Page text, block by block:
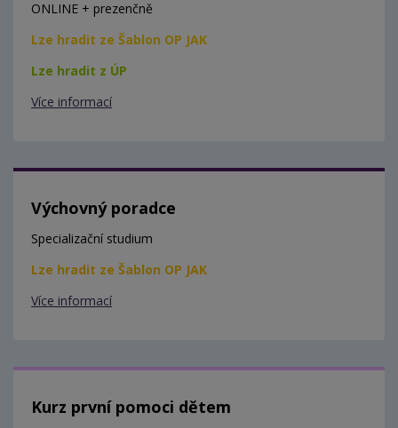
ONLINE + prezenčně
Lze hradit ze Šablon OP JAK
Lze hradit z ÚP
Více informací
Výchovný poradce
Specializační studium
Lze hradit ze Šablon OP JAK
Více informací
Kurz první pomoci dětem